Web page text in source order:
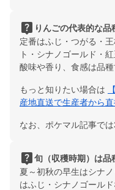
live_help りんごの代表的な品
定番はふじ・つがる・
ト・シナノゴールド・紅
酸味や香り、食感は品種
もっと知りたい場合は
産地直送で生産者から
なお、ポケマル記事で
live_help旬（収穫時期）は品
夏～初秋の早生はシナ
はふじ・シナノゴールド